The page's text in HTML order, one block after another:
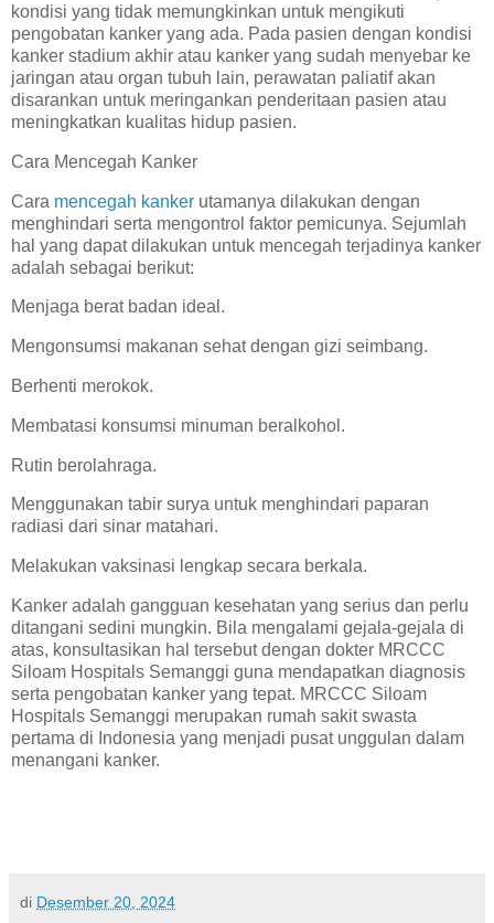
kondisi yang tidak memungkinkan untuk mengikuti
pengobatan kanker yang ada. Pada pasien dengan kondisi
kanker stadium akhir atau kanker yang sudah menyebar ke
jaringan atau organ tubuh lain, perawatan paliatif akan
disarankan untuk meringankan penderitaan pasien atau
meningkatkan kualitas hidup pasien.
Cara Mencegah Kanker
Cara mencegah kanker utamanya dilakukan dengan
menghindari serta mengontrol faktor pemicunya. Sejumlah
hal yang dapat dilakukan untuk mencegah terjadinya kanker
adalah sebagai berikut:
Menjaga berat badan ideal.
Mengonsumsi makanan sehat dengan gizi seimbang.
Berhenti merokok.
Membatasi konsumsi minuman beralkohol.
Rutin berolahraga.
Menggunakan tabir surya untuk menghindari paparan
radiasi dari sinar matahari.
Melakukan vaksinasi lengkap secara berkala.
Kanker adalah gangguan kesehatan yang serius dan perlu
ditangani sedini mungkin. Bila mengalami gejala-gejala di
atas, konsultasikan hal tersebut dengan dokter MRCCC
Siloam Hospitals Semanggi guna mendapatkan diagnosis
serta pengobatan kanker yang tepat. MRCCC Siloam
Hospitals Semanggi merupakan rumah sakit swasta
pertama di Indonesia yang menjadi pusat unggulan dalam
menangani kanker.
di Desember 20, 2024